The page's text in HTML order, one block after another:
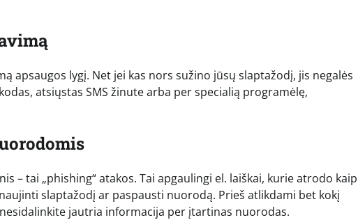
apsaugos lygį. Net jei kas nors sužino jūsų slaptažodį, jis negalės
atsiųstas SMS žinute arba per specialią programėlę,
– tai „phishing“ atakos. Tai apgaulingi el. laiškai, kurie atrodo kaip
slaptažodį ar paspausti nuorodą. Prieš atlikdami bet kokį
jautria informacija per įtartinas nuorodas.